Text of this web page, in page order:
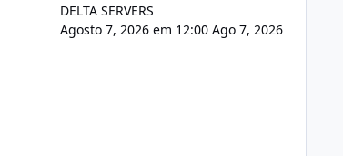
DELTA SERVERS
Agosto 7, 2026 em 12:00 Ago 7, 2026